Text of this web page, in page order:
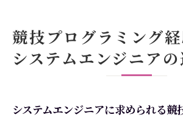
由を解説
システムエンジニア転職時に
な背景
競技プログラミング
システムエンジニアの
システムエンジニアに求められる競